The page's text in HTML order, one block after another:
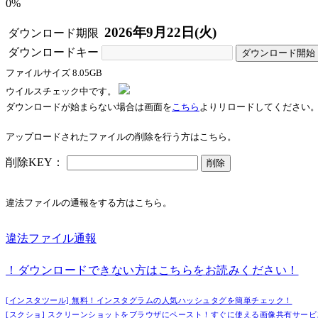
0%
ダウンロード期限 2026年9月22日(火)
ダウンロードキー ダウンロード開始
ファイルサイズ 8.05GB
ウイルスチェック中です。
ダウンロードが始まらない場合は画面をこちら よりリロードしてください
アップロードされたファイルの削除を行う方はこちら。
削除KEY： 削除
違法ファイルの通報をする方はこちら。
違法ファイル通報
！ダウンロードできない方はこちらをお読みください！
[インスタツール] 無料！インスタグラムの人気ハッシュタグを簡単チェック！
[スクショ] スクリーンショットをブラウザにペースト！すぐに使える画像共有サービ